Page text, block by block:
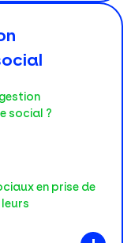
social ?
en prise de